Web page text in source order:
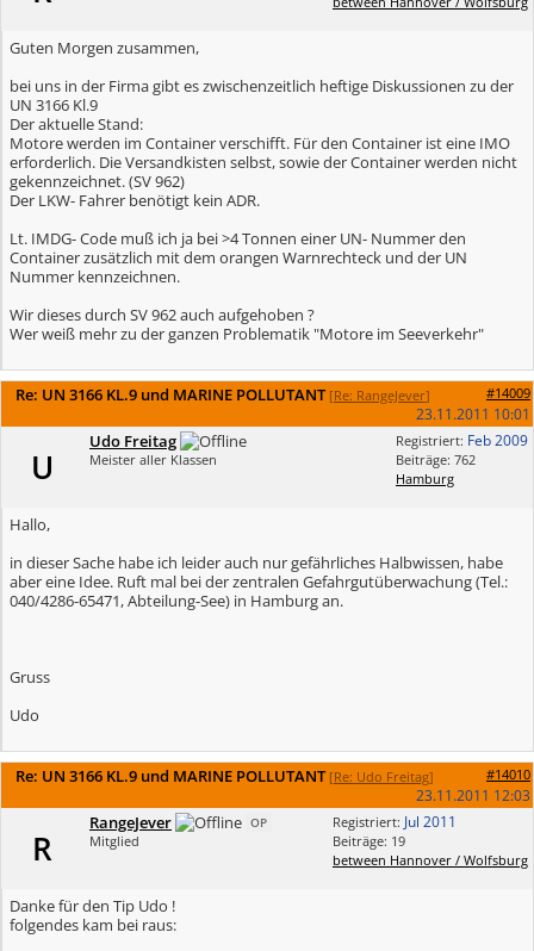
Guten Morgen zusammen,
bei uns in der Firma gibt es zwischenzeitlich heftige Diskussionen zu der
UN 3166 Kl.9
Der aktuelle Stand:
Motore werden im Container verschifft. Für den Container ist eine IMO
erforderlich. Die Versandkisten selbst, sowie der Container werden nicht
gekennzeichnet. (SV 962)
Der LKW- Fahrer benötigt kein ADR.
Lt. IMDG- Code muß ich ja bei >4 Tonnen einer UN- Nummer den
Container zusätzlich mit dem orangen Warnrechteck und der UN
Nummer kennzeichnen.
Wir dieses durch SV 962 auch aufgehoben ?
Wer weiß mehr zu der ganzen Problematik "Motore im Seeverkehr"
Re: UN 3166 KL.9 und MARINE POLLUTANT [Re: RangeJever] #14009
23.11.2011 10:01
Registriert: Feb 2009
Beiträge: 762
Hamburg
U
Udo Freitag
Meister aller Klassen
Hallo,
in dieser Sache habe ich leider auch nur gefährliches Halbwissen, habe
aber eine Idee. Ruft mal bei der zentralen Gefahrgutüberwachung (Tel.:
040/4286-65471, Abteilung-See) in Hamburg an.
Gruss
Udo
Re: UN 3166 KL.9 und MARINE POLLUTANT [Re: Udo Freitag] #14010
23.11.2011 12:03
Registriert: Jul 2011
Beiträge: 19
between Hannover / Wolfsburg
R
RangeJever OP
Mitglied
Danke für den Tip Udo !
folgendes kam bei raus: